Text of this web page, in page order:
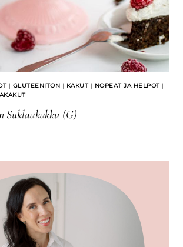
| GLUTEENITON | KAKUT | NOPEAT JA HELPOT |
Suklaakakku (G)